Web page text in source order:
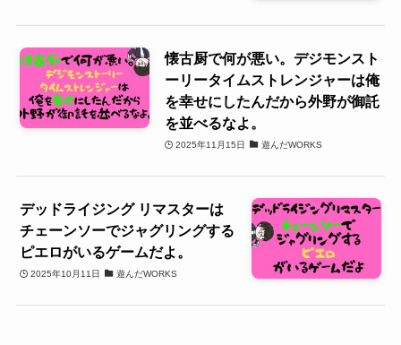
懐古厨で何が悪い。デジモンスト
ーリータイムストレンジャーは俺
を幸せにしたんだから外野が御託
を並べるなよ。
2025年11月15日 遊んだWORKS
デッドライジング リマスターは
チェーンソーでジャグリングする
ピエロがいるゲームだよ。
2025年10月11日 遊んだWORKS